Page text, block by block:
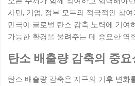
시민, 기업, 정부 모두의 적극적인 참
민국이 글로벌 탄소 감축 노력에 기여
가능한 환경을 물려주는 데 중요한 역
탄소 배출량 감축의 중요
탄소 배출량 감축은 지구의 기후 변화